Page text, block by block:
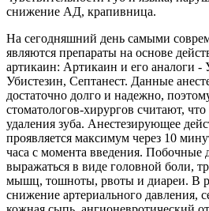
снижение АД, крапивница.
На сегодняшний день самыми
являются препараты на основе
артикаин: Артикаин и его аналоги -
Убистезин, Септанест. Данные
достаточно долго и надежно,
стоматологов-хирургов считают,
удаления зуба. Анестезирующее
проявляется максимум через 10
часа с момента введения. Побочные
выражаться в виде головной боли,
мышц, тошноты, рвоты и диареи. В
снижение артериального давления,